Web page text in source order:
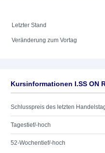
Letzter Stand
Veränderung zum Vortag
Kursinformationen I.SS ON
Schlusspreis des letzten
Tagestief/-hoch
52-Wochentief/-hoch